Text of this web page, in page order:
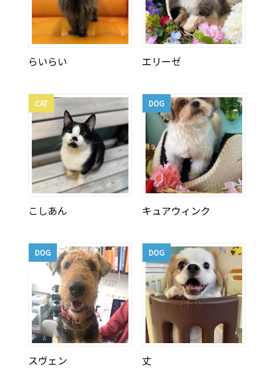
らいらい エリーゼ
CAT
こしあん
DOG
キュアウィンク
DOG
スヴェン
DOG
丈